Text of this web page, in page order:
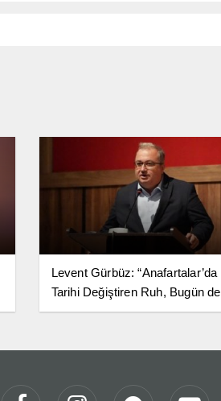
Levent Gürbüz: “Anafartalar’da
Tarihi Değiştiren Ruh, Bugün de
Milletimize Yol Göstermeye